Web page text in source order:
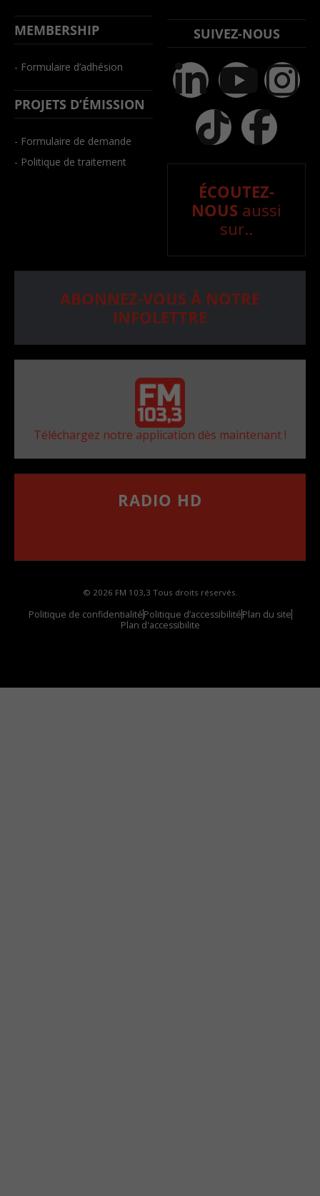
MEMBERSHIP
- Formulaire d’adhésion
PROJETS D’ÉMISSION
- Formulaire de demande
- Politique de traitement
SUIVEZ-NOUS
ÉCOUTEZ-
NOUS aussi
sur..
ABONNEZ-VOUS À NOTRE
INFOLETTRE
Téléchargez notre application dès maintenant !
RADIO HD
© 2026 FM 103,3 Tous droits réservés.
Politique de confidentialitéPolitique d’accessibilitéPlan du site
Plan d'accessibilite